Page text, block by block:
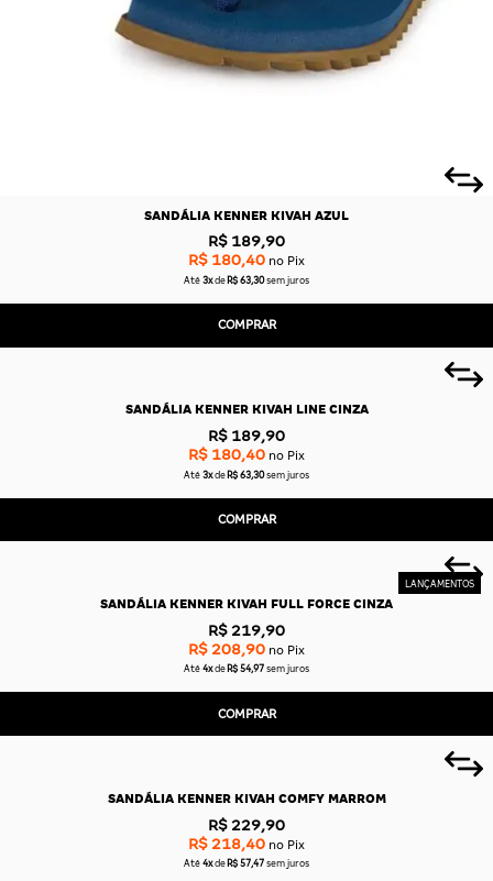
SANDÁLIA KENNER KIVAH AZUL
R$ 189,90
R$ 180,40 no Pix
Até 3x de R$ 63,30sem juros
COMPRAR
SANDÁLIA KENNER KIVAH LINE CINZA
R$ 189,90
R$ 180,40 no Pix
Até 3x de R$ 63,30sem juros
COMPRAR
SANDÁLIA KENNER KIVAH FULL FORCE CINZA
R$ 219,90
R$ 208,90 no Pix
Até 4x de R$ 54,97 sem juros
COMPRAR
SANDÁLIA KENNER KIVAH COMFY MARROM
R$ 229,90
R$ 218,40 no Pix
Até 4x de R$ 57,47 sem juros